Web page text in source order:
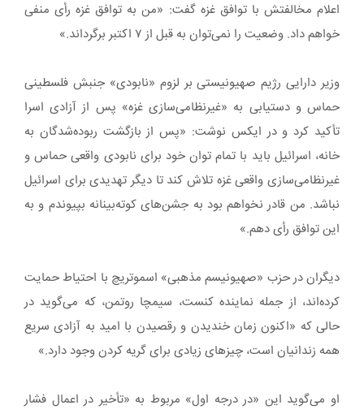
اعلام مخالفتش با توافق غزه گفت: «من به توافق غزه رأی منفی
خواهم داد. وضعیت را نمی‌توان به قبل از ۷ اکتبر برگرداند.»
وزیر دارایی رژیم صهیونیستی بر لزوم «نابودی» جنبش فلسطینی
حماس و دستیابی به «غیرنظامی‌سازی غزه» پس از آزادی اسرا
تأکید کرد و در ایکس نوشت: «پس از بازگشت ربوده‌شدگان به
خانه، اسرائیل باید با تمام توان خود برای نابودی واقعی حماس و
غیرنظامی‌سازی واقعی غزه تلاش کند تا دیگر تهدیدی برای اسرائیل
نباشد. من قادر نخواهم بود به جشن‌های کوته‌بینانه بپیوندم و به
این توافق رأی دهم.»
دیگران در حزب «صهیونیسم مذهبی» اسموتریچ با احتیاط حمایت
کرده‌اند، از جمله نماینده کنست، سیمچا روتمن، که می‌گوید در
حالی که «اکنون زمان خندیدن و رقصیدن با امید به آزادی سریع
همه زندانیان است، چیزهای زیادی برای گریه کردن وجود دارد.»
او می‌گوید این «در درجه اول» مربوط به «تأخیر در اعمال فشار